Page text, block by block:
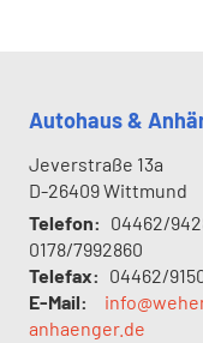
Autohaus &
Jeverstraße 13a
D-26409Wittmund
Telefon: 04462/
0178/7992860
Telefax: 04462/
E-Mail:
anhaenger.de